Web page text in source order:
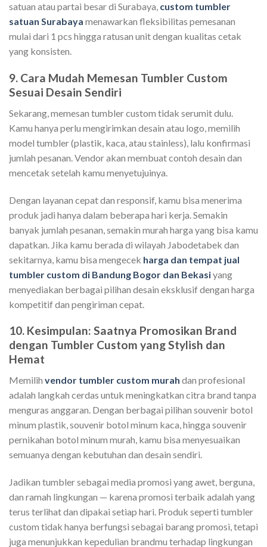
satuan atau partai besar di Surabaya, custom tumbler
satuan Surabaya menawarkan fleksibilitas pemesanan
mulai dari 1 pcs hingga ratusan unit dengan kualitas cetak
yang konsisten.
9. Cara Mudah Memesan Tumbler Custom
Sesuai Desain Sendiri
Sekarang, memesan tumbler custom tidak serumit dulu.
Kamu hanya perlu mengirimkan desain atau logo, memilih
model tumbler (plastik, kaca, atau stainless), lalu konfirmasi
jumlah pesanan. Vendor akan membuat contoh desain dan
mencetak setelah kamu menyetujuinya.
Dengan layanan cepat dan responsif, kamu bisa menerima
produk jadi hanya dalam beberapa hari kerja. Semakin
banyak jumlah pesanan, semakin murah harga yang bisa kamu
dapatkan. Jika kamu berada di wilayah Jabodetabek dan
sekitarnya, kamu bisa mengecek harga dan tempat jual
tumbler custom di Bandung Bogor dan Bekasiyang
menyediakan berbagai pilihan desain eksklusif dengan harga
kompetitif dan pengiriman cepat.
10. Kesimpulan: Saatnya Promosikan Brand
dengan Tumbler Custom yang Stylish dan
Hemat
Memilih vendor tumbler custom murah dan profesional
adalah langkah cerdas untuk meningkatkan citra brand tanpa
menguras anggaran. Dengan berbagai pilihan souvenir botol
minum plastik, souvenir botol minum kaca, hingga souvenir
pernikahan botol minum murah, kamu bisa menyesuaikan
semuanya dengan kebutuhan dan desain sendiri.
Jadikan tumbler sebagai media promosi yang awet, berguna,
dan ramah lingkungan — karena promosi terbaik adalah yang
terus terlihat dan dipakai setiap hari. Produk seperti tumbler
custom tidak hanya berfungsi sebagai barang promosi, tetapi
juga menunjukkan kepedulian brandmu terhadap lingkungan